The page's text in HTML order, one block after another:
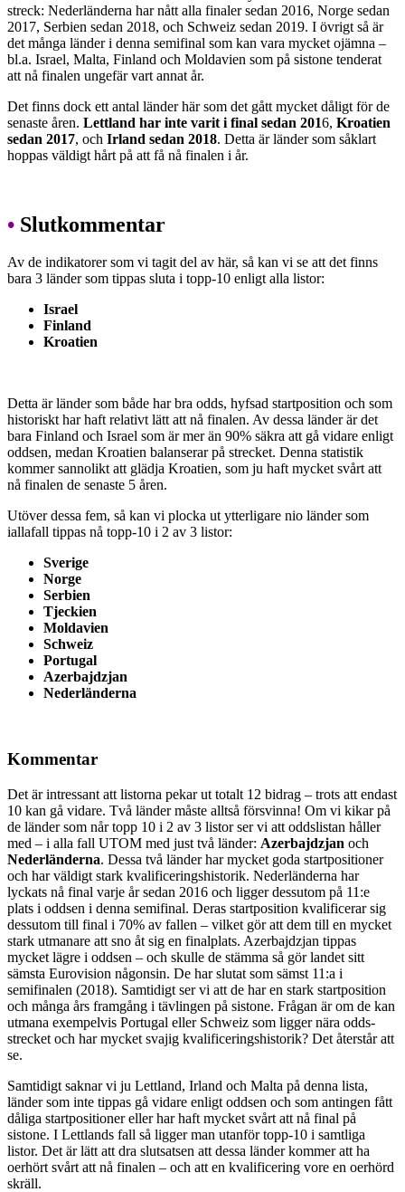
streck: Nederländerna har nått alla finaler sedan 2016, Norge sedan
2017, Serbien sedan 2018, och Schweiz sedan 2019. I övrigt så är
det många länder i denna semifinal som kan vara mycket ojämna –
bl.a. Israel, Malta, Finland och Moldavien som på sistone tenderat
att nå finalen ungefär vart annat år.
Det finns dock ett antal länder här som det gått mycket dåligt för de
senaste åren. Lettland har inte varit i final sedan 2016, Kroatien
sedan 2017, och Irland sedan 2018. Detta är länder som såklart
hoppas väldigt hårt på att få nå finalen i år.
• Slutkommentar
Av de indikatorer som vi tagit del av här, så kan vi se att det finns
bara 3 länder som tippas sluta i topp-10 enligt alla listor:
Israel
Finland
Kroatien
Detta är länder som både har bra odds, hyfsad startposition och som
historiskt har haft relativt lätt att nå finalen. Av dessa länder är det
bara Finland och Israel som är mer än 90% säkra att gå vidare enligt
oddsen, medan Kroatien balanserar på strecket. Denna statistik
kommer sannolikt att glädja Kroatien, som ju haft mycket svårt att
nå finalen de senaste 5 åren.
Utöver dessa fem, så kan vi plocka ut ytterligare nio länder som
iallafall tippas nå topp-10 i 2 av 3 listor:
Sverige
Norge
Serbien
Tjeckien
Moldavien
Schweiz
Portugal
Azerbajdzjan
Nederländerna
Kommentar
Det är intressant att listorna pekar ut totalt 12 bidrag – trots att endast
10 kan gå vidare. Två länder måste alltså försvinna! Om vi kikar på
de länder som når topp 10 i 2 av 3 listor ser vi att oddslistan håller
med – i alla fall UTOM med just två länder: Azerbajdzjan och
Nederländerna. Dessa två länder har mycket goda startpositioner
och har väldigt stark kvalificeringshistorik. Nederländerna har
lyckats nå final varje år sedan 2016 och ligger dessutom på 11:e
plats i oddsen i denna semifinal. Deras startposition kvalificerar sig
dessutom till final i 70% av fallen – vilket gör att dem till en mycket
stark utmanare att sno åt sig en finalplats. Azerbajdzjan tippas
mycket lägre i oddsen – och skulle de stämma så gör landet sitt
sämsta Eurovision någonsin. De har slutat som sämst 11:a i
semifinalen (2018). Samtidigt ser vi att de har en stark startposition
och många års framgång i tävlingen på sistone. Frågan är om de kan
utmana exempelvis Portugal eller Schweiz som ligger nära odds-
strecket och har mycket svajig kvalificeringshistorik? Det återstår att
se.
Samtidigt saknar vi ju Lettland, Irland och Malta på denna lista,
länder som inte tippas gå vidare enligt oddsen och som antingen fått
dåliga startpositioner eller har haft mycket svårt att nå final på
sistone. I Lettlands fall så ligger man utanför topp-10 i samtliga
listor. Det är lätt att dra slutsatsen att dessa länder kommer att ha
oerhört svårt att nå finalen – och att en kvalificering vore en oerhörd
skräll.